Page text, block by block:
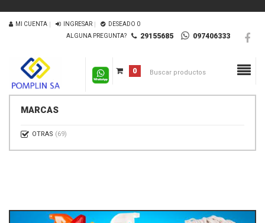
MI CUENTA INGRESAR DESEADO 0
ALGUNA PREGUNTA?
29155685 097406333
0
MARCAS
OTRAS (69)